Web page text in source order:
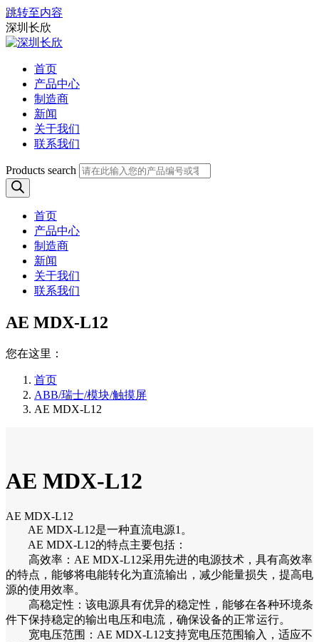
跳转至内容
深圳长欣
首页
产品中心
制造商
新闻
关于我们
联系我们
Products search
首页
产品中心
制造商
新闻
关于我们
联系我们
AE MDX-L12
您在这里：
首页
ABB/瑞士/模块/触摸屏
AE MDX-L12
AE MDX-L12
AE MDX-L12
AE MDX-L12是一种直流电源1。
AE MDX-L12的特点主要包括：
高效率：AE MDX-L12采用先进的电源技术，具有高效率
的特点，能够将电能转化为直流输出，减少能量损失，提高电
源的使用效率。
高稳定性：该电源具有优异的稳定性，能够在各种环境条
件下保持稳定的输出电压和电流，确保设备的正常运行。
宽电压范围：AE MDX-L12支持宽电压范围输入，适应不